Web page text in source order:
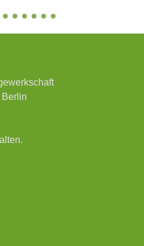
Berlin